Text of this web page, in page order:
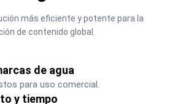
más eficiente y potente para la
de contenido global.
de agua
para uso comercial.
y tiempo